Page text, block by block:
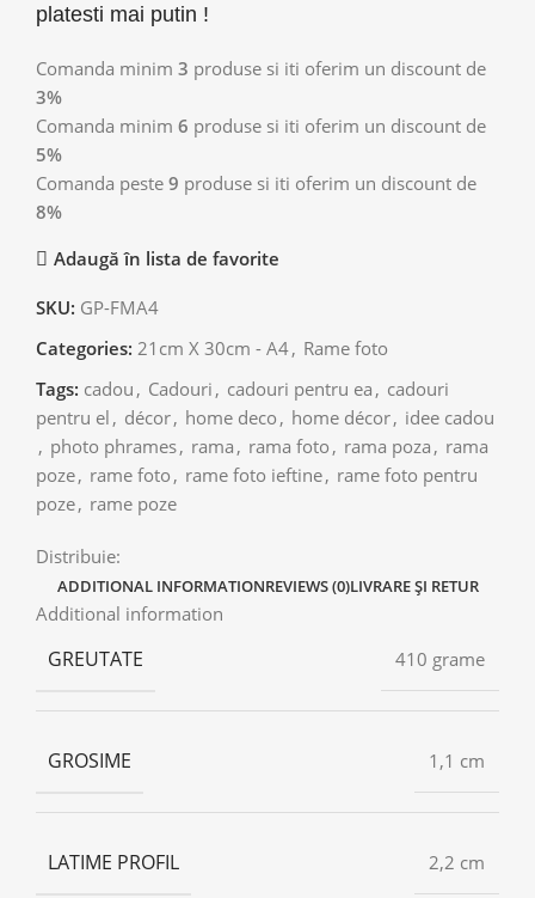
platesti mai putin !
Comanda minim 3 produse si iti oferim un discount de
3%
Comanda minim 6 produse si iti oferim un discount de
5%
Comanda peste 9 produse si iti oferim un discount de
8%
Adaugă în lista de favorite
SKU: GP-FMA4
Categories: 21cm X 30cm - A4, Rame foto
Tags: cadou , Cadouri , cadouri pentru ea , cadouri
pentru el , décor, home deco , home décor, idee cadou
, photo phrames, rama , rama foto , rama poza , rama
poze, rame foto , rame foto ieftine, rame foto pentru
poze, rame poze
Distribuie:
ADDITIONAL INFORMATIONREVIEWS (0)LIVRARE ȘI RETUR
Additional information
GREUTATE 410 grame
GROSIME 1,1 cm
LATIME PROFIL 2,2 cm